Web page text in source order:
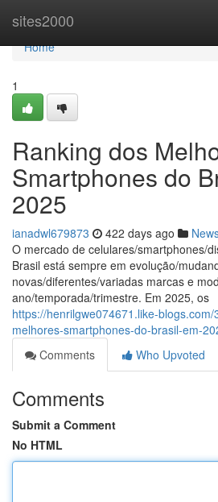
sites2000
Home
Home
1
Ranking dos
Smartphones do
2025
ianadwl679873 422 days ago
O mercado de celulares/smartphones/
Brasil está sempre em evolução/
novas/diferentes/variadas marcas e
ano/temporada/trimestre. Em 2025, os
https://henrilgwe074671.like-
melhores-smartphones-do-brasil-em-
Comments
Who Upvoted
Comments
Submit a Comment
No HTML